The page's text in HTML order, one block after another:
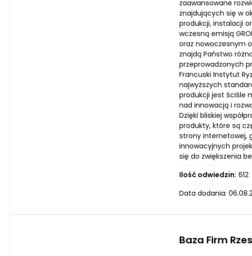
zaawansowane
znajdujących się w
produkcji, instalacji
wczesną emisją
oraz nowoczesnym
znajdą Państwo
przeprowadzonych
Francuski Instytut
najwyższych
produkcji jest ściśle
nad innowacją i
Dzięki bliskiej
produkty, które są
strony internetowej,
innowacyjnych
się do zwiększenia
Ilość odwiedzin: 612
Data dodania:
Baza Firm